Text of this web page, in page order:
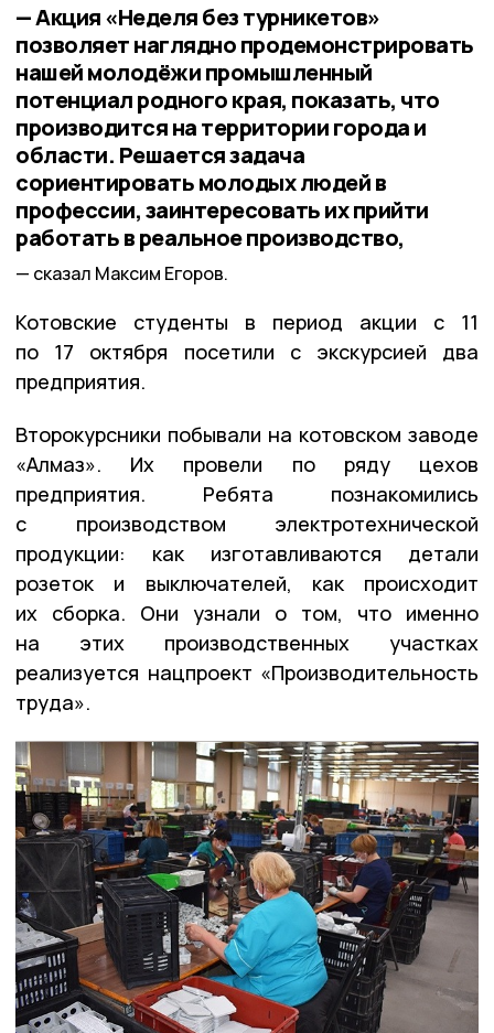
— Акция «Неделя без турникетов»
позволяет наглядно продемонстрировать
нашей молодёжи промышленный
потенциал родного края, показать, что
производится на территории города и
области. Решается задача
сориентировать молодых людей в
профессии, заинтересовать их прийти
работать в реальное производство,
сказал Максим Егоров.
Котовские студенты в период акции с 11
по 17 октября посетили с экскурсией два
предприятия.
Второкурсники побывали на котовском заводе
«Алмаз». Их провели по ряду цехов
предприятия. Ребята познакомились
с производством электротехнической
продукции: как изготавливаются детали
розеток и выключателей, как происходит
их сборка. Они узнали о том, что именно
на этих производственных участках
реализуется нацпроект «Производительность
труда».